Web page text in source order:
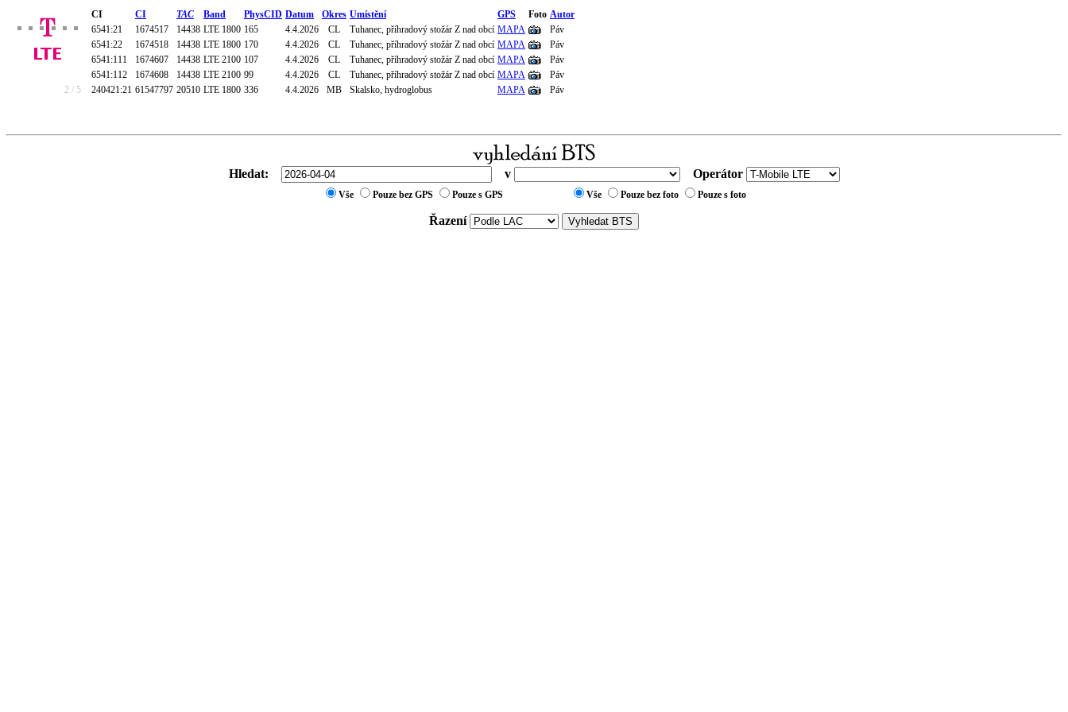
CI CI TAC Band PhysCID Datum Okres Umístění GPS Foto Autor
6541:21
1674517 14438 LTE 1800 165 4.4.2026 CL Tuhanec, příhradový stožár Z nad obcí MAPA
Páv
6541:22
1674518 14438 LTE 1800 170 4.4.2026 CL Tuhanec, příhradový stožár Z nad obcí MAPA
Páv
6541:111
1674607 14438 LTE 2100 107 4.4.2026 CL Tuhanec, příhradový stožár Z nad obcí MAPA
Páv
6541:112
1674608 14438 LTE 2100 99 4.4.2026 CL Tuhanec, příhradový stožár Z nad obcí MAPA
Páv
2 / 5
240421:21 61547797 20510 LTE 1800 336 4.4.2026 MB Skalsko, hydroglobus MAPA Páv
Hledat: v Operátor
Vše Pouze bez GPS Pouze s GPS Vše Pouze bez foto Pouze s foto
Řazení